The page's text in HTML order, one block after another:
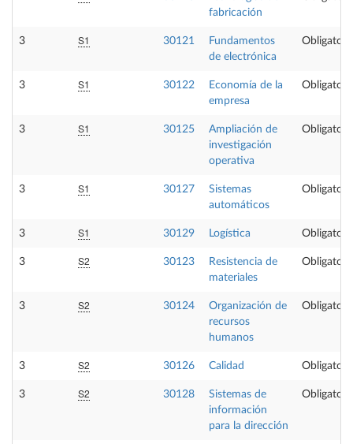
fabricación
3 S1 30121
Fundamentos
de electrónica
3 S1 30122
Economía de la
empresa
3 S1 30125
Ampliación de
investigación
operativa
3 S1 30127
Sistemas
automáticos
3 S1 30129 Logística
3 S2 30123
Resistencia de
materiales
3 S2 30124
Organización de
recursos
humanos
3 S2 30126 Calidad
3 S2 30128
Sistemas de
información
para la dirección